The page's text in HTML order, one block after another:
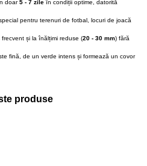
doar5 - 7 zile în condiții optime, datorită
pentru terenuri de fotbal, locuri de joacă
și la înălțimi reduse (20 - 30 mm) fără
fină, de un verde intens și formează un covor
produse